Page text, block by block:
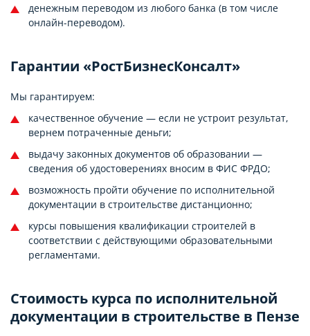
денежным переводом из любого банка (в том числе
онлайн-переводом).
Гарантии «РостБизнесКонсалт»
Мы гарантируем:
качественное обучение — если не устроит результат,
вернем потраченные деньги;
выдачу законных документов об образовании —
сведения об удостоверениях вносим в ФИС ФРДО;
возможность пройти обучение по исполнительной
документации в строительстве дистанционно;
курсы повышения квалификации строителей в
соответствии с действующими образовательными
регламентами.
Стоимость курса по исполнительной
документации в строительстве в Пензе